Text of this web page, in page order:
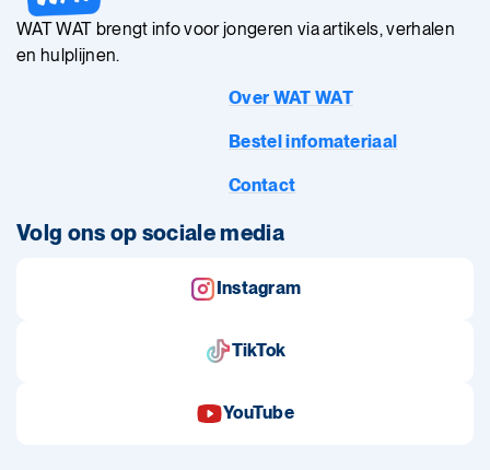
WAT WAT brengt info voor jongeren via artikels, verhalen
en hulplijnen.
Over WAT WAT
Bestel infomateriaal
Contact
Volg ons op sociale media
Instagram
TikTok
YouTube